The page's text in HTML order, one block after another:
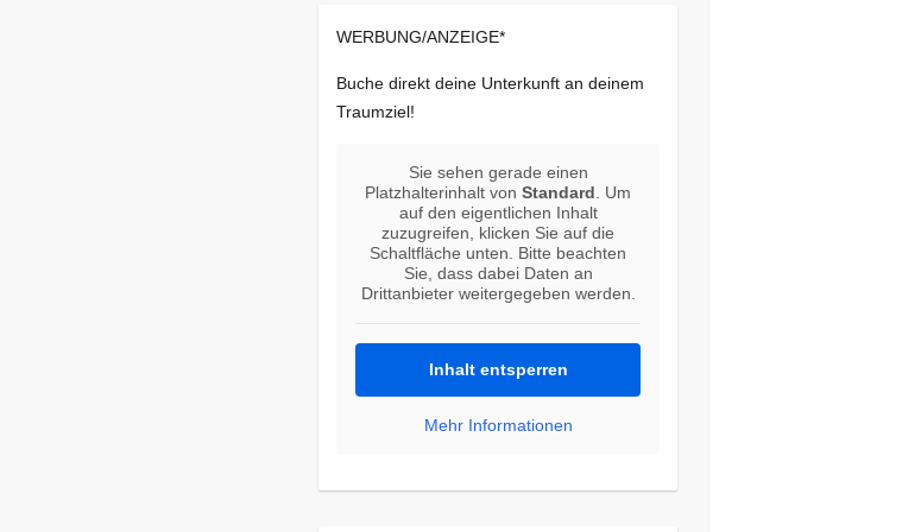
WERBUNG/ANZEIGE*
Buche direkt deine Unterkunft an deinem
Traumziel!
Sie sehen gerade einen
Platzhalterinhalt vonStandard . Um
auf den eigentlichen Inhalt
zuzugreifen, klicken Sie auf die
Schaltfläche unten. Bitte beachten
Sie, dass dabei Daten an
Drittanbieter weitergegeben werden.
Inhalt entsperren
Mehr Informationen